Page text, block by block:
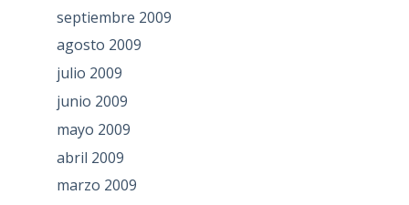
septiembre 2009
agosto 2009
julio 2009
junio 2009
mayo 2009
abril 2009
marzo 2009